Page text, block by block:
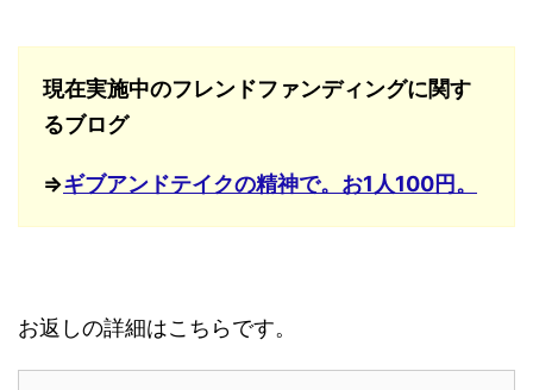
現在実施中のフレンドファンディングに関す
るブログ
⇒ギブアンドテイクの精神で。お1人100円。
お返しの詳細はこちらです。